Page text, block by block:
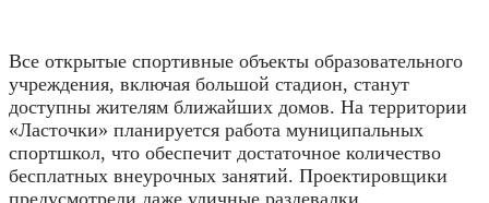
Все открытые спортивные объекты образовательного
учреждения, включая большой стадион, станут
доступны жителям ближайших домов. На территории
«Ласточки» планируется работа муниципальных
спортшкол, что обеспечит достаточное количество
бесплатных внеурочных занятий. Проектировщики
предусмотрели даже уличные раздевалки,